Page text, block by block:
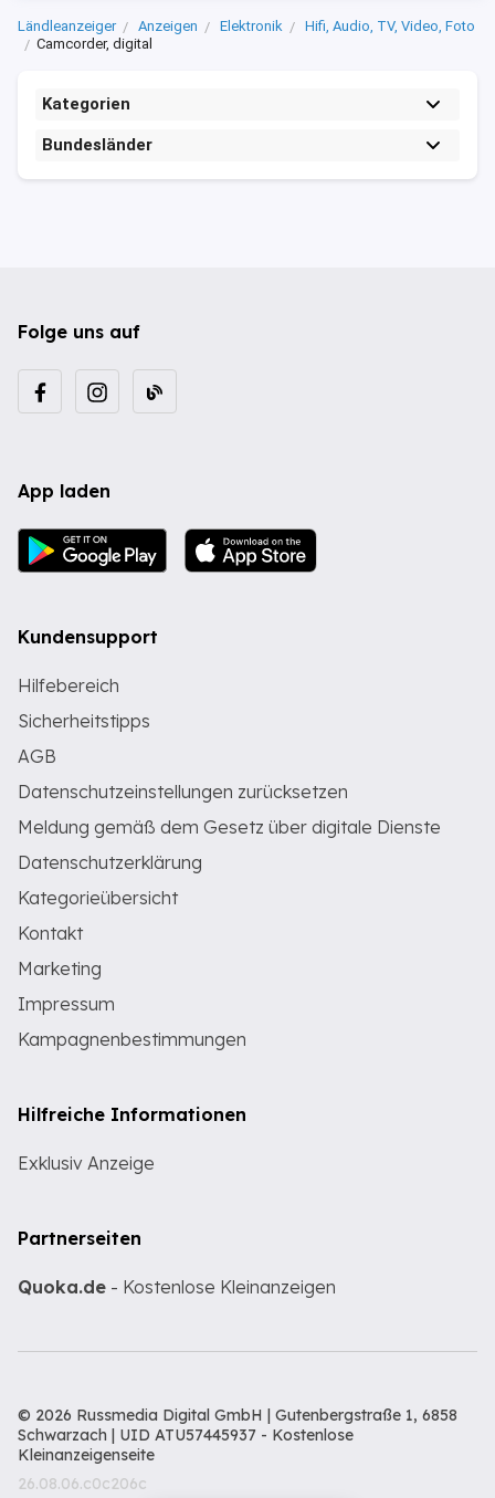
Ländleanzeiger Anzeigen Elektronik
Hifi, Audio, TV, Video, Foto
Camcorder, digital
Kategorien
Bundesländer
Folge uns auf
App laden
Kundensupport
Hilfebereich
Sicherheitstipps
AGB
Datenschutzeinstellungen zurücksetzen
Meldung gemäß dem Gesetz über digitale Dienste
Datenschutzerklärung
Kategorieübersicht
Kontakt
Marketing
Impressum
Kampagnenbestimmungen
Hilfreiche Informationen
Exklusiv Anzeige
Partnerseiten
Quoka.de - Kostenlose Kleinanzeigen
© 2026 Russmedia Digital GmbH | Gutenbergstraße 1, 6858
Schwarzach | UID ATU57445937 - Kostenlose
Kleinanzeigenseite
26.08.06.c0c206c